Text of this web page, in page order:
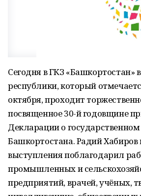
Сегодня в ГКЗ «Башкортостан»
республики, который
октября, проходит
посвященное 30-й годовщине
Декларации о государственном
Башкортостана. Радий Хабиров
выступления поблагодарил
промышленных и
предприятий, врачей, учёных,